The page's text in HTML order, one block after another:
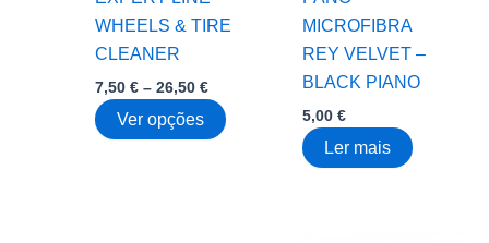
WHEELS & TIRE
CLEANER
7,50€ – 26,50€Price
range:
7,50 €
through
Ver opções
This
MICROFIBRA
REY VELVET –
BLACK PIANO
5,00€
Ler mais